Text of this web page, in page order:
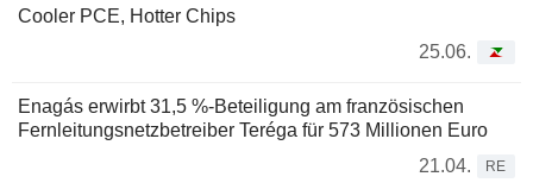
Cooler PCE, Hotter Chips
25.06.
Enagás erwirbt 31,5 %-Beteiligung am französischen
Fernleitungsnetzbetreiber Teréga für 573 Millionen Euro
21.04.
RE